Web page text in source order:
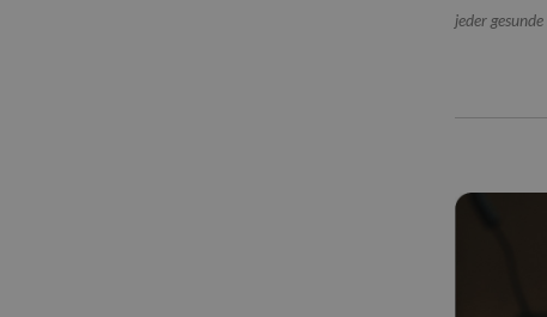
jeder